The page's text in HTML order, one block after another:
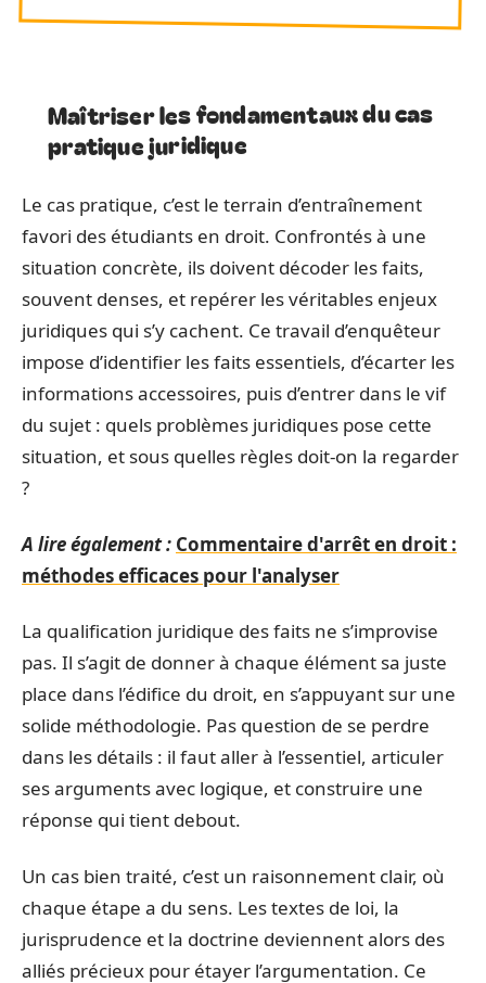
Maîtriser les fondamentaux du cas
pratique juridique
Le cas pratique, c’est le terrain d’entraînement
favori des étudiants en droit. Confrontés à une
situation concrète, ils doivent décoder les faits,
souvent denses, et repérer les véritables enjeux
juridiques qui s’y cachent. Ce travail d’enquêteur
impose d’identifier les faits essentiels, d’écarter les
informations accessoires, puis d’entrer dans le vif
du sujet : quels problèmes juridiques pose cette
situation, et sous quelles règles doit-on la regarder
?
A lire également : Commentaire d'arrêt en droit :
méthodes efficaces pour l'analyser
La qualification juridique des faits ne s’improvise
pas. Il s’agit de donner à chaque élément sa juste
place dans l’édifice du droit, en s’appuyant sur une
solide méthodologie. Pas question de se perdre
dans les détails : il faut aller à l’essentiel, articuler
ses arguments avec logique, et construire une
réponse qui tient debout.
Un cas bien traité, c’est un raisonnement clair, où
chaque étape a du sens. Les textes de loi, la
jurisprudence et la doctrine deviennent alors des
alliés précieux pour étayer l’argumentation. Ce